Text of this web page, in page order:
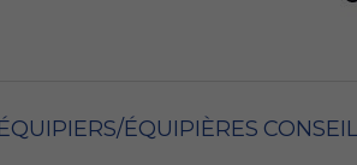
ÉQUIPIÈRES